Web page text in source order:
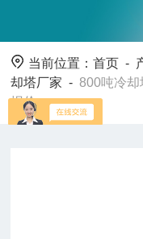
当前位置：首页 -
却塔厂家 -800吨冷
报价